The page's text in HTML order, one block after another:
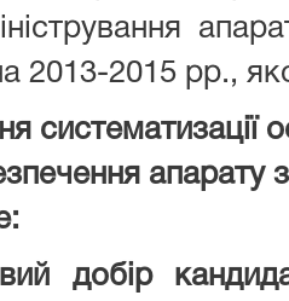
2013-2015 рр.,
систематизації
апарату
добір